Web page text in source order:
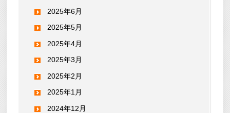
2025年6月
2025年5月
2025年4月
2025年3月
2025年2月
2025年1月
2024年12月